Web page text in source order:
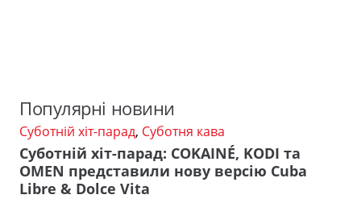
Популярні новини
Суботній хіт-парад, Суботня кава
Суботній хіт-парад: COKAINÉ, KODI та
OMEN представили нову версію Cuba
Libre & Dolce Vita